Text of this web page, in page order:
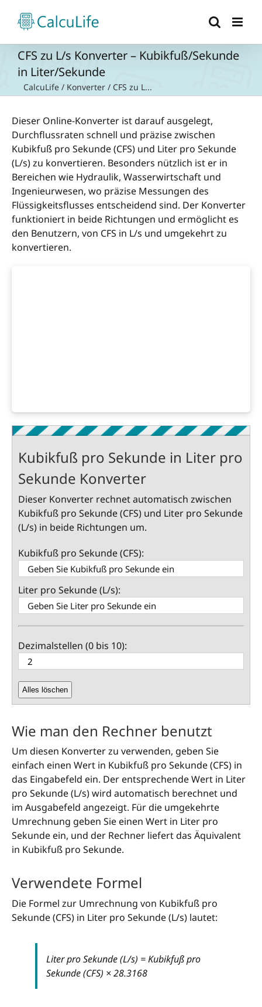
Inhalt
springen
CFS zu L/s Konverter – Kubikfuß/Sekunde
in Liter/Sekunde
CalcuLife / Konverter / CFS zu L...
Dieser Online-Konverter ist darauf ausgelegt,
Durchflussraten schnell und präzise zwischen
Kubikfuß pro Sekunde (CFS) und Liter pro Sekunde
(L/s) zu konvertieren. Besonders nützlich ist er in
Bereichen wie Hydraulik, Wasserwirtschaft und
Ingenieurwesen, wo präzise Messungen des
Flüssigkeitsflusses entscheidend sind. Der Konverter
funktioniert in beide Richtungen und ermöglicht es
den Benutzern, von CFS in L/s und umgekehrt zu
konvertieren.
Kubikfuß pro Sekunde in Liter pro
Sekunde Konverter
Dieser Konverter rechnet automatisch zwischen
Kubikfuß pro Sekunde (CFS) und Liter pro Sekunde
(L/s) in beide Richtungen um.
Kubikfuß pro Sekunde (CFS):
Liter pro Sekunde (L/s):
Dezimalstellen (0 bis 10):
Alles löschen
Wie man den Rechner benutzt
Um diesen Konverter zu verwenden, geben Sie
einfach einen Wert in Kubikfuß pro Sekunde (CFS) in
das Eingabefeld ein. Der entsprechende Wert in Liter
pro Sekunde (L/s) wird automatisch berechnet und
im Ausgabefeld angezeigt. Für die umgekehrte
Umrechnung geben Sie einen Wert in Liter pro
Sekunde ein, und der Rechner liefert das Äquivalent
in Kubikfuß pro Sekunde.
Verwendete Formel
Die Formel zur Umrechnung von Kubikfuß pro
Sekunde (CFS) in Liter pro Sekunde (L/s) lautet:
Liter pro Sekunde (L/s) = Kubikfuß pro
Sekunde (CFS) × 28.3168